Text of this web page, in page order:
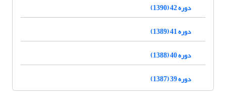
دوره 42 (1390)
دوره 41 (1389)
دوره 40 (1388)
دوره 39 (1387)